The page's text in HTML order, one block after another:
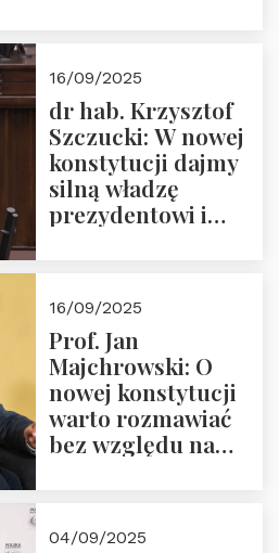
16/09/2025
dr hab. Krzysztof
Szczucki: W nowej
konstytucji dajmy
silną władzę
prezydentowi i
16/09/2025
Prof. Jan
Majchrowski: O
nowej konstytucji
warto rozmawiać
bez względu na
04/09/2025